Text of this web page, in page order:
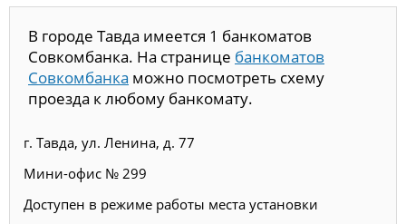
В городе Тавда имеется 1 банкоматов
Совкомбанка. На странице банкоматов
Совкомбанка можно посмотреть схему
проезда к любому банкомату.
г. Тавда, ул. Ленина, д. 77
Мини-офис № 299
Доступен в режиме работы места установки